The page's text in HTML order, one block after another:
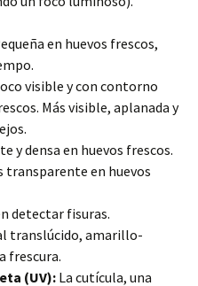
en huevos frescos,
visible y con contorno
Más visible, aplanada y
y densa en huevos frescos.
transparente en huevos
detectar fisuras.
translúcido, amarillo-
frescura.
(UV): La cutícula, una